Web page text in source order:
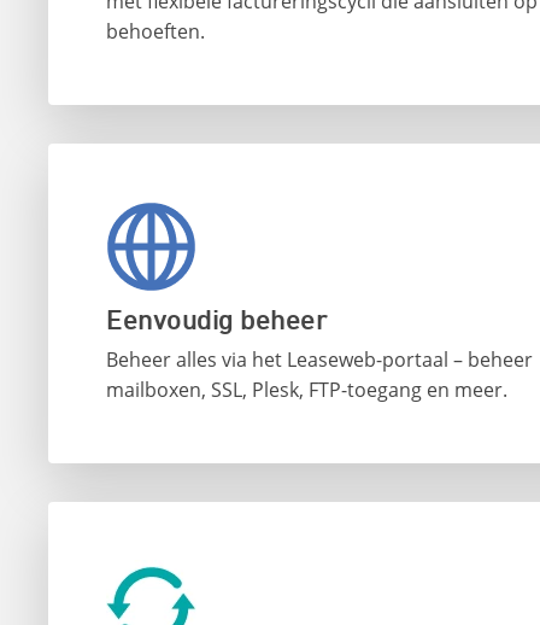
behoeften.
Eenvoudig beheer
Beheer alles via het Leaseweb-portaal – beheer
mailboxen, SSL, Plesk, FTP-toegang en meer.